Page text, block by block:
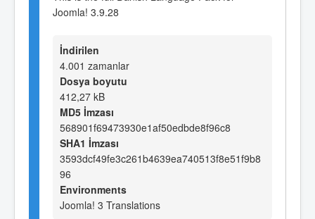
Joomla! 3.9.28
İndirilen
4.001 zamanlar
Dosya boyutu
412,27 kB
MD5 İmzası
568901f69473930e1af50edbde8f96c8
SHA1 İmzası
3593dcf49fe3c261b4639ea740513f8e51f9b8
96
Environments
Joomla! 3 Translations